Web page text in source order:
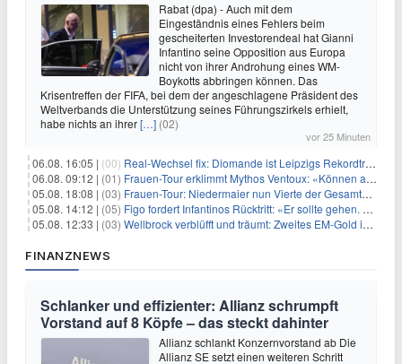
Rabat (dpa) - Auch mit dem
Eingeständnis eines Fehlers beim
gescheiterten Investorendeal hat Gianni
Infantino seine Opposition aus Europa
nicht von ihrer Androhung eines WM-
Boykotts abbringen können. Das
Krisentreffen der FIFA, bei dem der angeschlagene Präsident des
Weltverbands die Unterstützung seines Führungszirkels erhielt,
habe nichts an ihrer[…] (02)
vor 25 Minuten
06.08. 16:05 | (00) Real-Wechsel fix: Diomande ist Leipzigs Rekordtransfer
06.08. 09:12 | (01) Frauen-Tour erklimmt Mythos Ventoux: «Können alles schaffen»
05.08. 18:08 | (03) Frauen-Tour: Niedermaier nun Vierte der Gesamtwertung
05.08. 14:12 | (05) Figo fordert Infantinos Rücktritt: «Er sollte gehen. Jetzt»
05.08. 12:33 | (03) Wellbrock verblüfft und träumt: Zweites EM-Gold in Paris
FINANZNEWS
Schlanker und effizienter: Allianz schrumpft
Vorstand auf 8 Köpfe – das steckt dahinter
Allianz schlankt Konzernvorstand ab Die
Allianz SE setzt einen weiteren Schritt